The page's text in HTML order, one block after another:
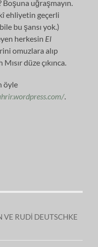
Boşuna uğraşmayın.
ehliyetin geçerli
bu şansı yok.)
herkesin El
omuzlara alıp
düze çıkınca.
öyle
.
VE RUDİ DEUTSCHKE